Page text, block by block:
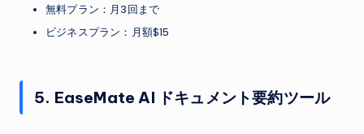
無料プラン：月3回まで
ビジネスプラン：月額$15
5. EaseMate AI ドキュメント要約ツール